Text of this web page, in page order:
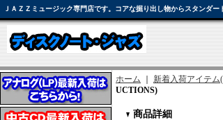
ＪＡＺＺミュージック専門店です。コアな掘り出し物からスタンダ
ホーム 新着入荷アイテム
UCTIONS)
商品詳細